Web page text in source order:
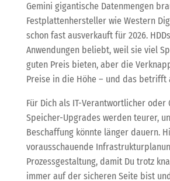
Gemini gigantische Datenmengen
Festplattenhersteller wie Western
schon fast ausverkauft für 2026.
Anwendungen beliebt, weil sie viel
guten Preis bieten, aber die
Preise in die Höhe – und das betrifft
Für Dich als IT-Verantwortlicher oder
Speicher-Upgrades werden teurer,
Beschaffung könnte länger dauern.
vorausschauende
Prozessgestaltung, damit Du trotz
immer auf der sicheren Seite bist